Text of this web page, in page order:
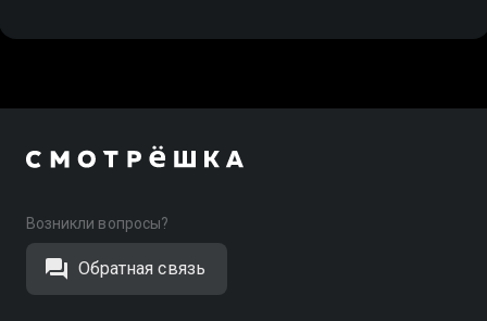
Возникли вопросы?
Обратная связь